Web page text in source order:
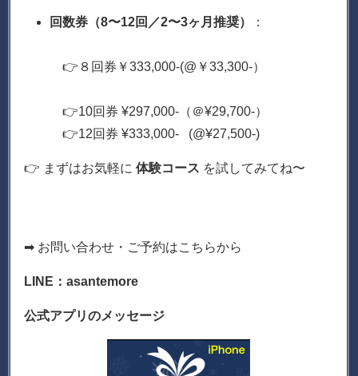
回数券（8〜12回／2〜3ヶ月推奨） ：
👉８回券￥333,000-(@￥33,300-）
👉10回券 ¥297,000-（＠¥29,700-）
👉12回券 ¥333,000- (@¥27,500-)
👉 まずはお気軽に体験コース を試してみてね〜
➡ お問い合わせ・ご予約はこちらから
LINE：asantemore
公式アプリのメッセージ